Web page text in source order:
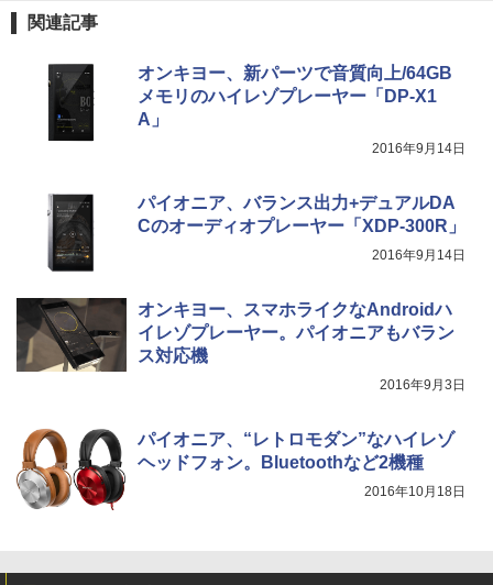
関連記事
オンキヨー、新パーツで音質向上/64GB
メモリのハイレゾプレーヤー「DP-X1
A」
2016年9月14日
パイオニア、バランス出力+デュアルDA
Cのオーディオプレーヤー「XDP-300R」
2016年9月14日
オンキヨー、スマホライクなAndroidハ
イレゾプレーヤー。パイオニアもバラン
ス対応機
2016年9月3日
パイオニア、“レトロモダン”なハイレゾ
ヘッドフォン。Bluetoothなど2機種
2016年10月18日